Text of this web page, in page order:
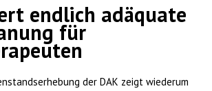
endlich adäquate
für
der DAK zeigt wiederum